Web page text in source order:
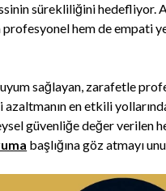
sürekliliğini hedefliyor.
hem de empati
sağlayan, zarafetle
en etkili
güvenliğe değer verilen
başlığına göz atmayı